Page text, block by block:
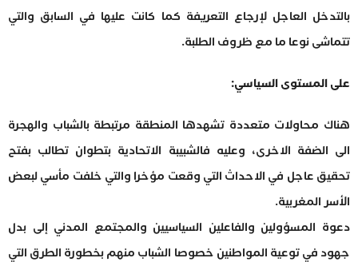
بالتدخل العاجل لإرجاع التعريفة كما كانت عليها في السابق والتي
تتماشى نوعا ما مع ظروف الطلبة.
على المستوى السياسي:
هناك محاولات متعددة تشهدها المنطقة مرتبطة بالشباب والهجرة
الى الضفة الاخرى، وعليه فالشبيبة الاتحادية بتطوان تطالب بفتح
تحقيق عاجل في الاحداث التي وقعت مؤخرا والتي خلفت مأسي لبعض
الأسر المغربية.
دعوة المسؤولين والفاعلين السياسيين والمجتمع المدني إلى بدل
جهود في توعية المواطنين خصوصا الشباب منهم بخطورة الطرق التي